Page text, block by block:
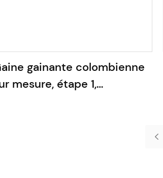
gainante colombienne
mesure, étape 1,